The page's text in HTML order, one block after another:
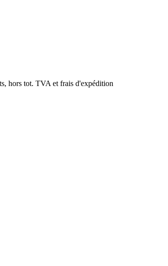
hors tot. TVA et frais d'expédition